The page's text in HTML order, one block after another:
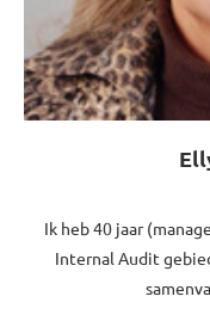
Ik heb 40 jaar
Internal Audit